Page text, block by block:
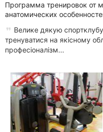
Программа тренировок от
анатомических
Велике дякую
тренуватися на якісному
професіоналізм...